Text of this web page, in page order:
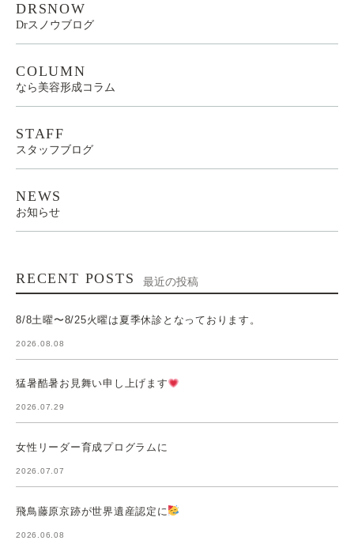
DRSNOW
Drスノウブログ
COLUMN
なら美容形成コラム
STAFF
スタッフブログ
NEWS
お知らせ
RECENT POSTS 最近の投稿
8/8土曜〜8/25火曜は夏季休診となっております。
2026.08.08
猛暑酷暑お見舞い申し上げます
2026.07.29
女性リーダー育成プログラムに
2026.07.07
飛鳥藤原京跡が世界遺産認定に
2026.06.08